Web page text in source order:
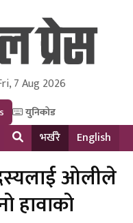
Pvt Ltd.
7 Aug 2026
युनिकोड
भर्खरै English
ओलीले
हावाको